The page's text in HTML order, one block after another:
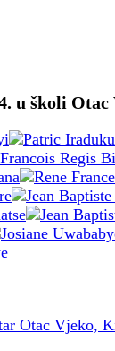
u školi Otac